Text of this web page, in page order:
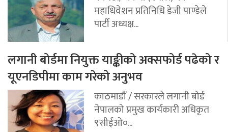
महाधिवेशन प्रतिनिधि डेजी पाण्डेले
पार्टी अध्यक्ष...
लगानी बोर्डमा नियुक्त याङ्कीको अक्सफोर्ड पढेको र
यूएनडिपीमा काम गरेको अनुभव
काठमाडौं / सरकारले लगानी बोर्ड
नेपालको प्रमुख कार्यकारी अधिकृत
९सीईओ०...